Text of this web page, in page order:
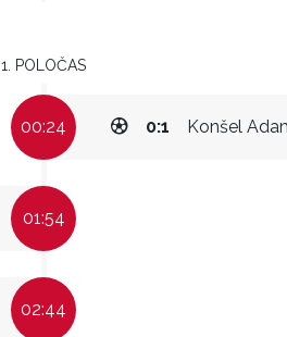
1. POLOČAS
00:24 Konšel
0:1
01:54
02:44